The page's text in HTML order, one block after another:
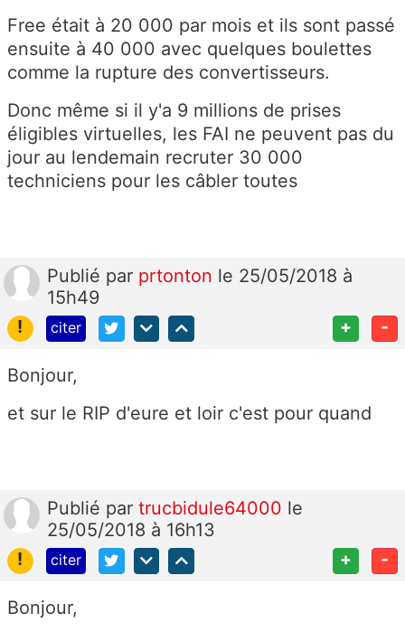
Free était à 20 000 par mois et ils sont passé
ensuite à 40 000 avec quelques boulettes
comme la rupture des convertisseurs.
Donc même si il y'a 9 millions de prises
éligibles virtuelles, les FAI ne peuvent pas du
jour au lendemain recruter 30 000
techniciens pour les câbler toutes
Publié par prtonton le 25/05/2018 à
15h49
!
citer + -
Bonjour,
et sur le RIP d'eure et loir c'est pour quand
Publié par trucbidule64000 le
25/05/2018 à 16h13
!
citer + -
Bonjour,